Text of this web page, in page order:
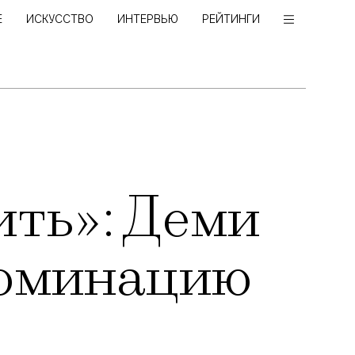
ИСКУССТВО ИНТЕРВЬЮ РЕЙТИНГИ
Деми